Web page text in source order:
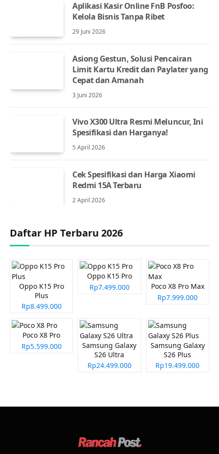
Aplikasi Kasir Online FnB Posfoo:
Kelola Bisnis Tanpa Ribet
29 Juni 2026
Asiong Gestun, Solusi Pencairan
Limit Kartu Kredit dan Paylater yang
Cepat dan Amanah
3 Juni 2026
Vivo X300 Ultra Resmi Meluncur, Ini
Spesifikasi dan Harganya!
5 April 2026
Cek Spesifikasi dan Harga Xiaomi
Redmi 15A Terbaru
2 April 2026
Daftar HP Terbaru 2026
Oppo K15 Pro
Plus
Rp8.499.000
Oppo K15 Pro
Rp7.499.000
Poco X8 Pro Max
Rp7.999.000
Poco X8 Pro
Rp5.599.000
Samsung Galaxy
S26 Ultra
Rp24.499.000
Samsung Galaxy
S26 Plus
Rp19.499.000